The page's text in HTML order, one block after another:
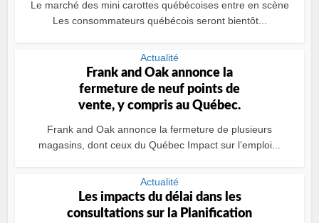
Le marché des mini carottes québécoises entre en scène
Les consommateurs québécois seront bientôt...
Actualité
Frank and Oak annonce la
fermeture de neuf points de
vente, y compris au Québec.
Frank and Oak annonce la fermeture de plusieurs
magasins, dont ceux du Québec Impact sur l’emploi...
Actualité
Les impacts du délai dans les
consultations sur la Planification